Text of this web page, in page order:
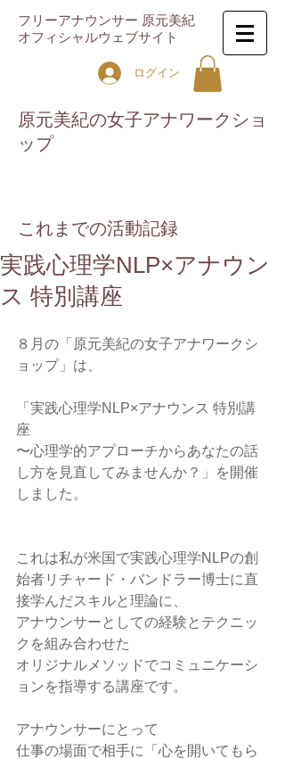
フリーアナウンサー 原元美紀
オフィシャルウェブサイト
ログイン
原元美紀の女子アナワークショ
ップ
これまでの活動記録
実践心理学NLP×アナウン
ス 特別講座
８月の「原元美紀の女子アナワークシ
ョップ」は、
「実践心理学NLP×アナウンス 特別講
座
〜心理学的アプローチからあなたの話
し方を見直してみませんか？」を開催
しました。
これは私が米国で実践心理学NLPの創
始者リチャード・バンドラー博士に直
接学んだスキルと理論に、
アナウンサーとしての経験とテクニッ
クを組み合わせた
オリジナルメソッドでコミュニケーシ
ョンを指導する講座です。
アナウンサーにとって
仕事の場面で相手に「心を開いてもら